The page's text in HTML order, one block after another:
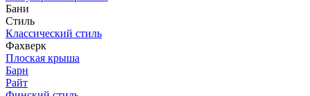
Бани
Стиль
Классический стиль
Фахверк
Плоская крыша
Барн
Райт